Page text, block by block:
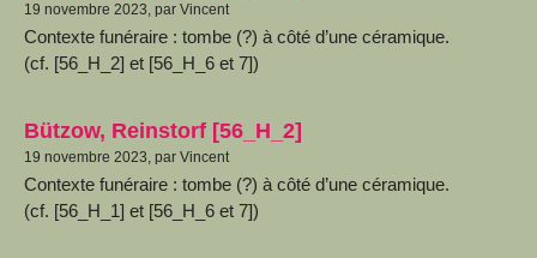
19 novembre 2023, par Vincent
Contexte funéraire : tombe (?) à côté d’une céramique.
(cf. [56_H_2] et [56_H_6 et 7])
Bützow, Reinstorf [56_H_2]
19 novembre 2023, par Vincent
Contexte funéraire : tombe (?) à côté d’une céramique.
(cf. [56_H_1] et [56_H_6 et 7])